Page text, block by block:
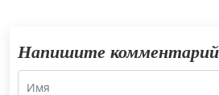
Напишите комментарий